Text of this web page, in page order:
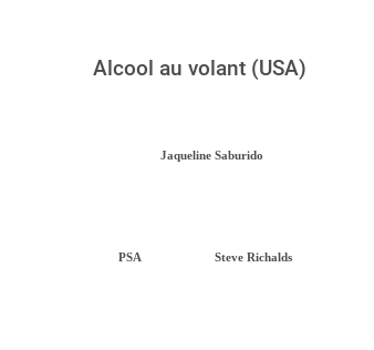
Alcool au volant (USA)
Jaqueline Saburido
PSA Steve Richalds